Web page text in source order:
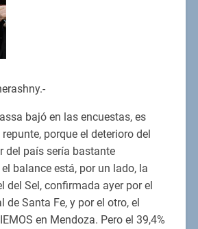
bajó en las encuestas, es
porque el deterioro del
del país sería bastante
balance está, por un lado, la
del Sel, confirmada ayer por el
de Santa Fe, y por el otro, el
en Mendoza. Pero el 39,4%